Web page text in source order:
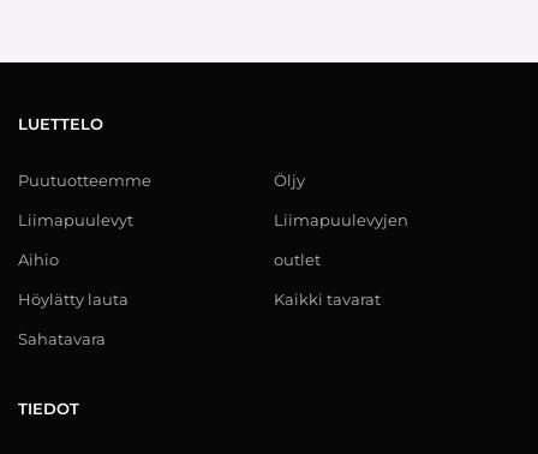
LUETTELO
Puutuotteemme
Liimapuulevyt
Aihio
Höylätty lauta
Sahatavara
Öljy
Liimapuulevyjen
outlet
Kaikki tavarat
TIEDOT